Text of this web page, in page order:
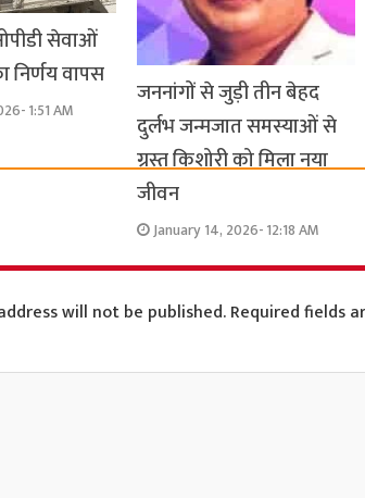
सेवाओं
निर्णय वापस
1:51 AM
जननांगों से जुड़ी तीन बेहद
दुर्लभ जन्मजात समस्याओं से
ग्रस्त किशोरी को मिला नया
जीवन
January 14, 2026- 12:18 AM
will not be published. Required fields